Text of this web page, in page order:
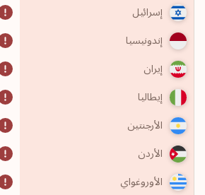
إسرائيل
إندونيسيا
إيران
إيطاليا
الأرجنتين
الأردن
الأوروغواي